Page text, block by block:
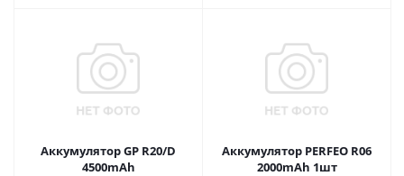
Аккумулятор GP R20/D
4500mAh
Аккумулятор PERFEO R06
2000mAh 1шт